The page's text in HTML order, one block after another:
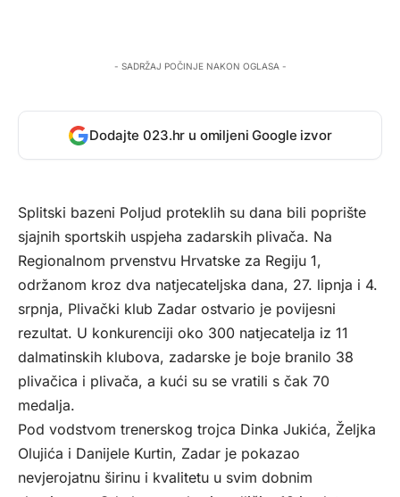
- SADRŽAJ POČINJE NAKON OGLASA -
Dodajte 023.hr u omiljeni Google izvor
Splitski bazeni Poljud proteklih su dana bili poprište
sjajnih sportskih uspjeha zadarskih plivača. Na
Regionalnom prvenstvu Hrvatske za Regiju 1,
održanom kroz dva natjecateljska dana, 27. lipnja i 4.
srpnja, Plivački klub Zadar ostvario je povijesni
rezultat. U konkurenciji oko 300 natjecatelja iz 11
dalmatinskih klubova, zadarske je boje branilo 38
plivačica i plivača, a kući su se vratili s čak 70
medalja.
Pod vodstvom trenerskog trojca Dinka Jukića, Željka
Olujića i Danijele Kurtin, Zadar je pokazao
nevjerojatnu širinu i kvalitetu u svim dobnim